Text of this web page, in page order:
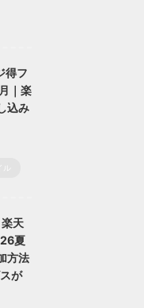
得フ
｜楽
込み
天
夏
方法
が